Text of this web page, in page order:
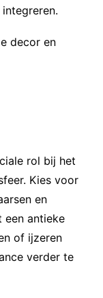
rol bij het
Kies voor
en
een antieke
of ijzeren
verder te